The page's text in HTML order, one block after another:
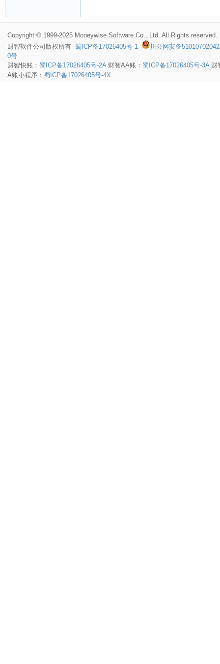
Copyright © 1999-2025 Moneywise Software Co., Ltd. All Rights reserved.
财智软件公司版权所有 蜀ICP备17026405号-1
川公网安备
0号
财智快账： 蜀ICP备17026405号-2A财智AA账： 蜀ICP备17026405号-3A财
A账小程序： 蜀ICP备17026405号-4X